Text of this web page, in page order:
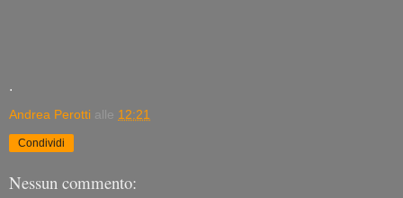
.
Andrea Perotti alle 12:21
Condividi
Nessun commento: